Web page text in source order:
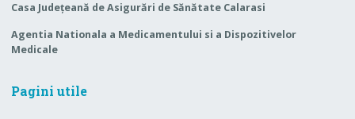
Casa Judeţeană de Asigurări de Sănătate Calarasi
Agentia Nationala a Medicamentului si a Dispozitivelor
Medicale
Pagini utile